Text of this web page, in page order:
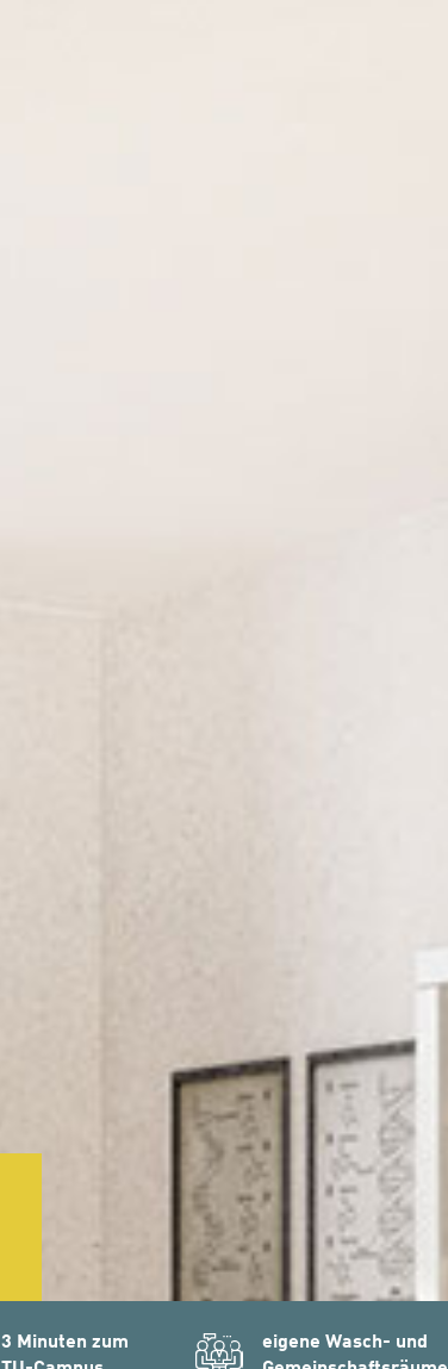
3 Minuten zum
eigene Wasch- und